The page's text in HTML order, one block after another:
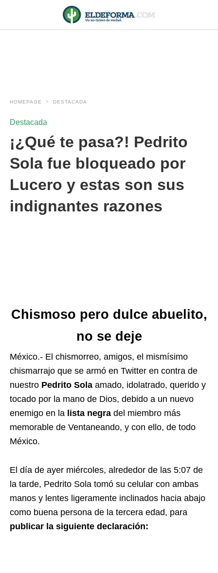
HOMEPAGE DESTACADA
Destacada
¡¿Qué te pasa?! Pedrito
Sola fue bloqueado por
Lucero y estas son sus
indignantes razones
Chismoso pero dulce abuelito,
no se deje
México.- El chismorreo, amigos, el mismísimo
chismarrajo que se armó en Twitter en contra de
nuestro Pedrito Sola amado, idolatrado, querido y
tocado por la mano de Dios, debido a un nuevo
enemigo en la lista negra del miembro más
memorable de Ventaneando, y con ello, de todo
México.
El día de ayer miércoles, alrededor de las 5:07 de
la tarde, Pedrito Sola tomó su celular con ambas
manos y lentes ligeramente inclinados hacia abajo
como buena persona de la tercera edad, para
publicar la siguiente declaración: